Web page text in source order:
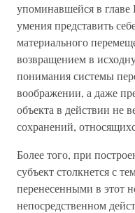
упоминавшейся в главе
умения представить
материального
возвращением в
понимания системы
воображении, а даже
объекта в действии не
сохранений,
Более того, при
субъект столкнется с
перенесенными в этот
непосредственном